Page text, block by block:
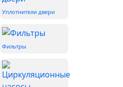
Уплотнители двери
Фильтры